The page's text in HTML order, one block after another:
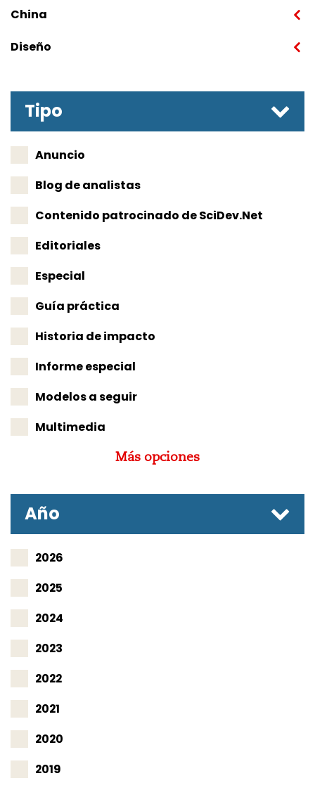
China
Diseño
Tipo
Anuncio
Blog de analistas
Contenido patrocinado de SciDev.Net
Editoriales
Especial
Guía práctica
Historia de impacto
Informe especial
Modelos a seguir
Multimedia
Más opciones
Año
2026
2025
2024
2023
2022
2021
2020
2019